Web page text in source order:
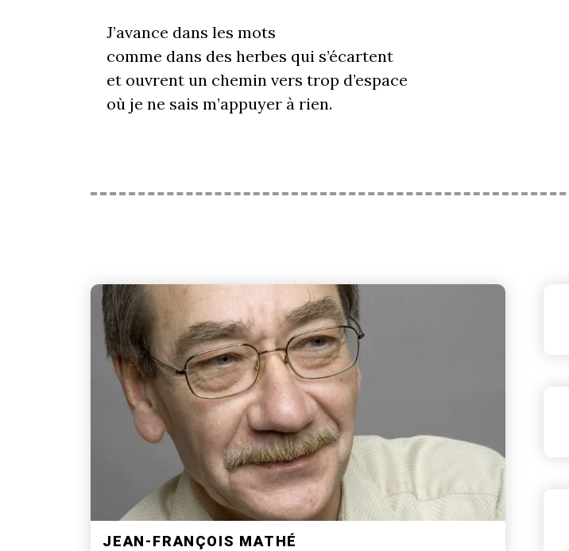
J’avance dans les mots
comme dans des herbes qui s’écartent
et ouvrent un chemin vers trop d’espace
où je ne sais m’appuyer à rien.
JEAN-FRANÇOIS MATHÉ